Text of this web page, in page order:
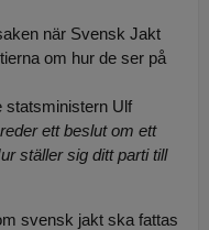
när Svensk Jakt
om hur de ser på
statsministern Ulf
ett beslut om ett
ställer sig ditt parti till
svensk jakt ska fattas